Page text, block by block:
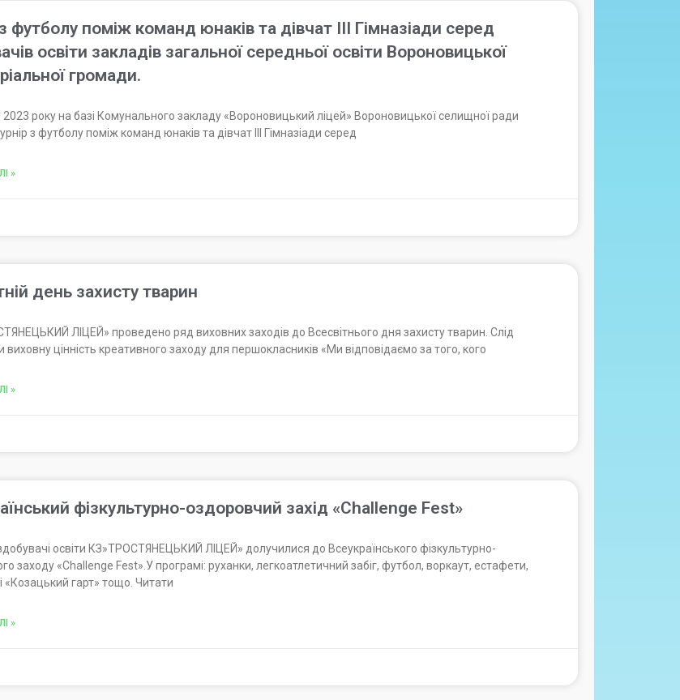
футболу поміж команд юнаків та дівчат ІІІ Гімназіади серед
освіти закладів загальної середньої освіти Вороновицької
громади.
року на базі Комунального закладу «Вороновицький ліцей» Вороновицької селищної ради
з футболу поміж команд юнаків та дівчат ІІІ Гімназіади серед
»
день захисту тварин
ЛІЦЕЙ» проведено ряд виховних заходів до Всесвітнього дня захисту тварин. Слід
виховну цінність креативного заходу для першокласників «Ми відповідаємо за того, кого
»
фізкультурно-оздоровчий захід «Challenge Fest»
освіти КЗ»ТРОСТЯНЕЦЬКИЙ ЛІЦЕЙ» долучилися до Всеукраїнського фізкультурно-
заходу «Challenge Fest».У програмі: руханки, легкоатлетичний забіг, футбол, воркаут, естафети,
«Козацький гарт» тощо. Читати
»